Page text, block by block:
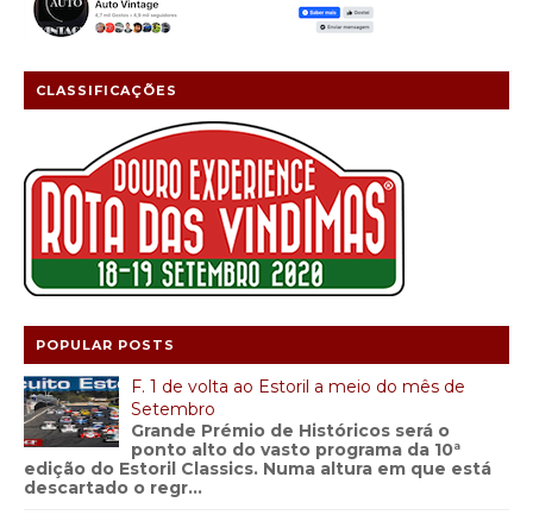
CLASSIFICAÇÕES
POPULAR POSTS
F. 1 de volta ao Estoril a meio do mês de
Setembro
Grande Prémio de Históricos será o
ponto alto do vasto programa da 10ª
edição do Estoril Classics. Numa altura em que está
descartado o regr...